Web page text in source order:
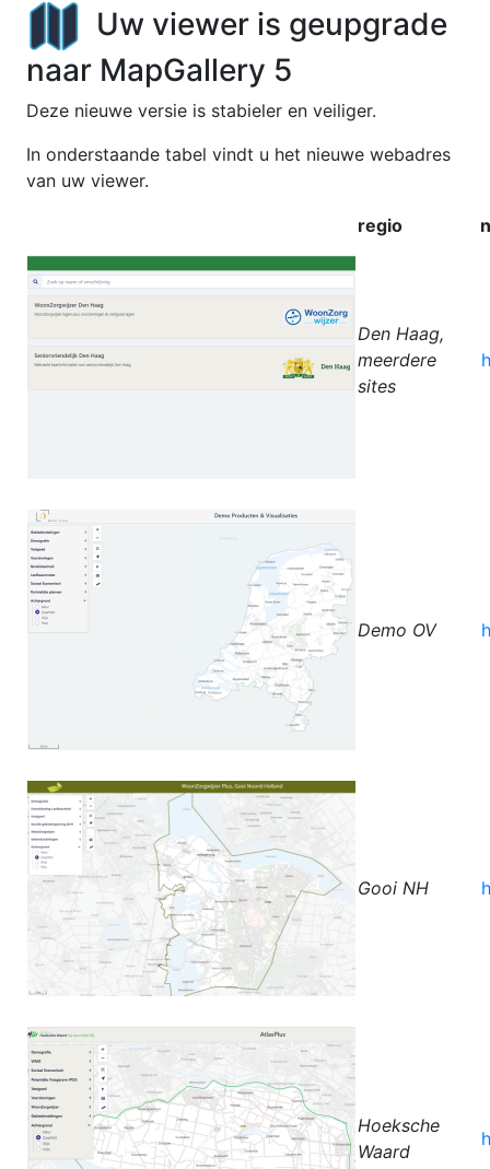
Uw viewer is geupgrade
naar MapGallery 5
Deze nieuwe versie is stabieler en veiliger.
In onderstaande tabel vindt u het nieuwe webadres
van uw viewer.
regio
Den Haag,
meerdere
sites
Demo OV
Gooi NH
Hoeksche
Waard